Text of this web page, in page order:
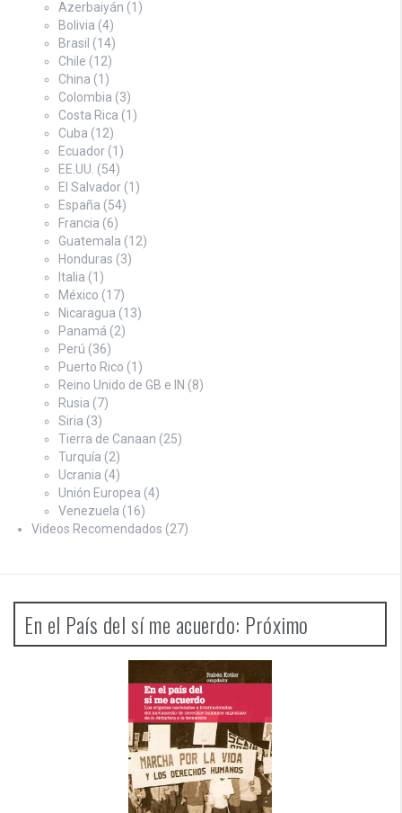
Azerbaiyán (1)
Bolivia (4)
Brasil (14)
Chile (12)
China (1)
Colombia (3)
Costa Rica (1)
Cuba (12)
Ecuador (1)
EE.UU. (54)
El Salvador (1)
España (54)
Francia (6)
Guatemala (12)
Honduras (3)
Italia (1)
México (17)
Nicaragua (13)
Panamá (2)
Perú (36)
Puerto Rico (1)
Reino Unido de GB e IN (8)
Rusia (7)
Siria (3)
Tierra de Canaan (25)
Turquía (2)
Ucrania (4)
Unión Europea (4)
Venezuela (16)
Videos Recomendados (27)
En el País del sí me acuerdo: Próximo